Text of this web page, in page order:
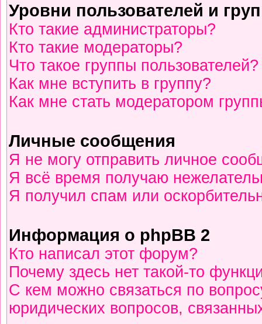
Уровни пользователей и
Кто такие администраторы?
Кто такие модераторы?
Что такое группы пользователей?
Как мне вступить в группу?
Как мне стать модератором
Личные сообщения
Я не могу отправить личное
Я всё время получаю
Я получил спам или
Информация о phpBB 2
Кто написал этот форум?
Почему здесь нет такой-то
С кем можно связаться по
юридических вопросов,